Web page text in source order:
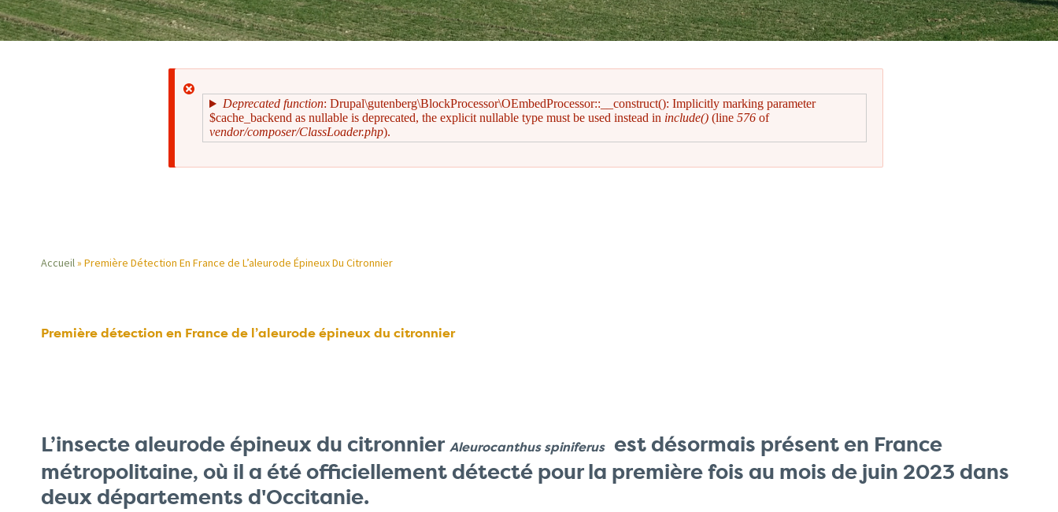
Message
d'erreur
Deprecated function: Drupal\gutenberg\BlockProcessor\OEmbedProcessor::__construct(): Implicitly marking parameter
$cache_backend as nullable is deprecated, the explicit nullable type must be used instead in include() (line 576 of
vendor/composer/ClassLoader.php).
d'Ariane
Accueil Première Détection En France de L’aleurode Épineux Du Citronnier
Première détection en France de l’aleurode épineux du citronnier
L’insecte aleurode épineux du citronnier Aleurocanthus spiniferusest désormais présent en France
métropolitaine, où il a été officiellement détecté pour la première fois au mois de juin 2023 dans
deux départements d'Occitanie.